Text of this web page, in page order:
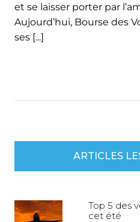
et se laisser porter par
Aujourd’hui, Bourse des
ses [...]
ARTICLES
Top 5 des
cet été